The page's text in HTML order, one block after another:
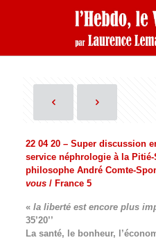
22 04 20 – Super discussion
service néphrologie à la
philosophe André Comte-
vous/ France 5
«la liberté est encore plus
35’20’’
La santé, le bonheur,